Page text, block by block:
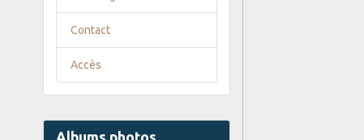
Contact
Accès
Albums photos